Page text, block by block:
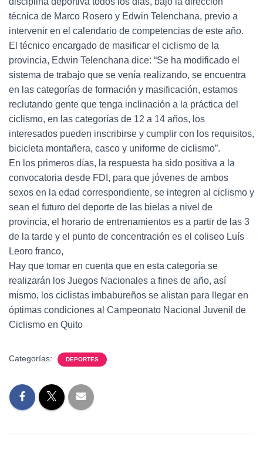
técnica de Marco Rosero y Edwin Telenchana, previo a
intervenir en el calendario de competencias de este año.
El técnico encargado de masificar el ciclismo de la
provincia, Edwin Telenchana dice: “Se ha modificado el
sistema de trabajo que se venía realizando, se encuentra
en las categorías de formación y masificación, estamos
reclutando gente que tenga inclinación a la práctica del
ciclismo, en las categorías de 12 a 14 años, los
interesados pueden inscribirse y cumplir con los requisitos,
bicicleta montañera, casco y uniforme de ciclismo”.
En los primeros días, la respuesta ha sido positiva a la
convocatoria desde FDI, para que jóvenes de ambos
sexos en la edad correspondiente, se integren al ciclismo y
sean el futuro del deporte de las bielas a nivel de
provincia, el horario de entrenamientos es a partir de las 3
de la tarde y el punto de concentración es el coliseo Luís
Leoro franco,
Hay que tomar en cuenta que en esta categoría se
realizarán los Juegos Nacionales a fines de año, así
mismo, los ciclistas imbabureños se alistan para llegar en
óptimas condiciones al Campeonato Nacional Juvenil de
Ciclismo en Quito
Categorías: DEPORTES